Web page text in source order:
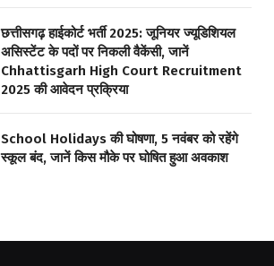
छत्तीसगढ़ हाईकोर्ट भर्ती 2025: जूनियर ज्यूडिशियल
असिस्टेंट के पदों पर निकली वैकेंसी, जानें
Chhattisgarh High Court Recruitment
2025 की आवेदन प्रक्रिया
School Holidays की घोषणा, 5 नवंबर को रहेंगे
स्कूल बंद, जानें किस मौके पर घोषित हुआ अवकाश